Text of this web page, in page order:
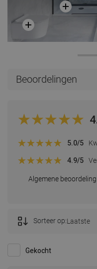
Beoordelingen
Algemene
5.0/5
4.9/5
Gekocht
Sorteer op:Laatste